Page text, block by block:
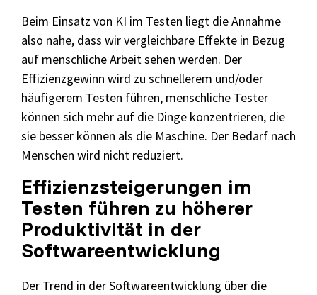
Beim Einsatz von KI im Testen liegt die Annahme
also nahe, dass wir vergleichbare Effekte in Bezug
auf menschliche Arbeit sehen werden. Der
Effizienzgewinn wird zu schnellerem und/oder
häufigerem Testen führen, menschliche Tester
können sich mehr auf die Dinge konzentrieren, die
sie besser können als die Maschine. Der Bedarf nach
Menschen wird nicht reduziert.
Effizienzsteigerungen im
Testen führen zu höherer
Produktivität in der
Softwareentwicklung
Der Trend in der Softwareentwicklung über die